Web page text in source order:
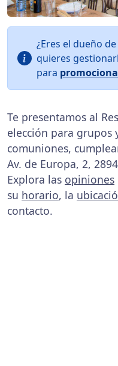
¿Eres el dueño
quieres
para
Te presentamos al
elección para grupos
comuniones,
Av. de Europa, 2,
Explora las opiniones
su horario, la
contacto.